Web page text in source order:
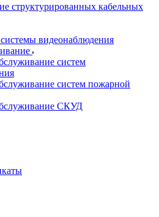
структурированных кабельных
видеонаблюдения
систем
систем пожарной
СКУД